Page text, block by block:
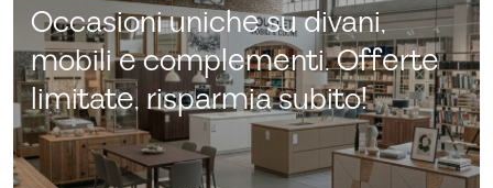
Occasioni uniche su divani,
mobili e complementi. Offerte
limitate, risparmia subito!